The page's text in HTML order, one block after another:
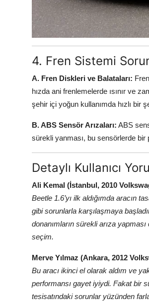
4. Fren Sistemi
A. Fren Diskleri ve Balataları:
hızda ani frenlemelerde ısınır ve
şehir içi yoğun kullanımda hızlı bir
B. ABS Sensör Arızaları: ABS
sürekli yanması, bu sensörlerde
Detaylı Kullanıcı
Ali Kemal (İstanbul, 2010
Beetle 1.6’yı ilk aldığımda aracın
gibi sorunlarla karşılaşmaya
donanımların sürekli arıza
seçim.
Merve Yılmaz (Ankara, 2012
Bu aracı ikinci el olarak aldım ve
performansı gayet iyiydi. Fakat bir
tesisatındaki sorunlar yüzünden